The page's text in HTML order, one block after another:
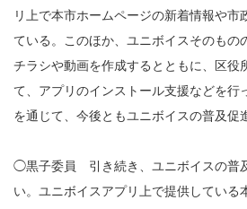
リ上で本市ホームページの新着情報や市
ている。このほか、ユニボイスそのもの
チラシや動画を作成するとともに、区役
て、アプリのインストール支援などを行
を通じて、今後ともユニボイスの普及促
◯黒子委員 引き続き、ユニボイスの普
い。ユニボイスアプリ上で提供している